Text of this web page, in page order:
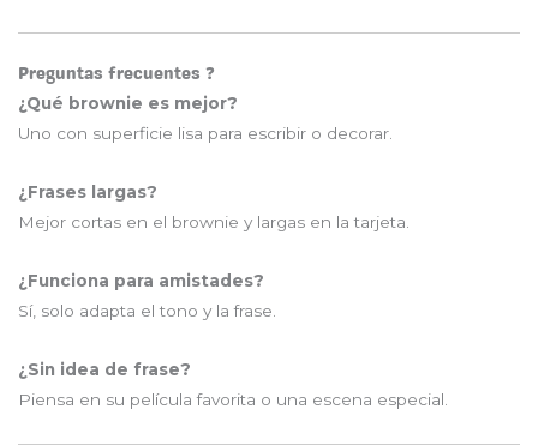
Preguntas frecuentes ❓
¿Qué brownie es mejor?
Uno con superficie lisa para escribir o decorar.
¿Frases largas?
Mejor cortas en el brownie y largas en la tarjeta.
¿Funciona para amistades?
Sí, solo adapta el tono y la frase.
¿Sin idea de frase?
Piensa en su película favorita o una escena especial.